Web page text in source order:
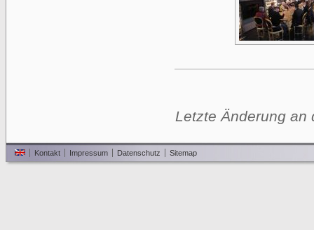
Letzte Änderung an
Kontakt Impressum Datenschutz Sitemap